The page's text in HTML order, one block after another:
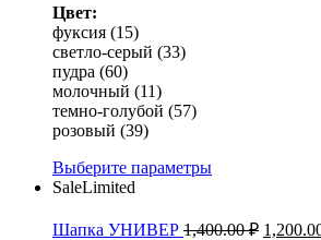
Цвет:
фуксия (15)
светло-серый (33)
пудра (60)
молочный (11)
темно-голубой (57)
розовый (39)
Выберите параметры
SaleLimited
Шапка УНИВЕР 1,400.00₽